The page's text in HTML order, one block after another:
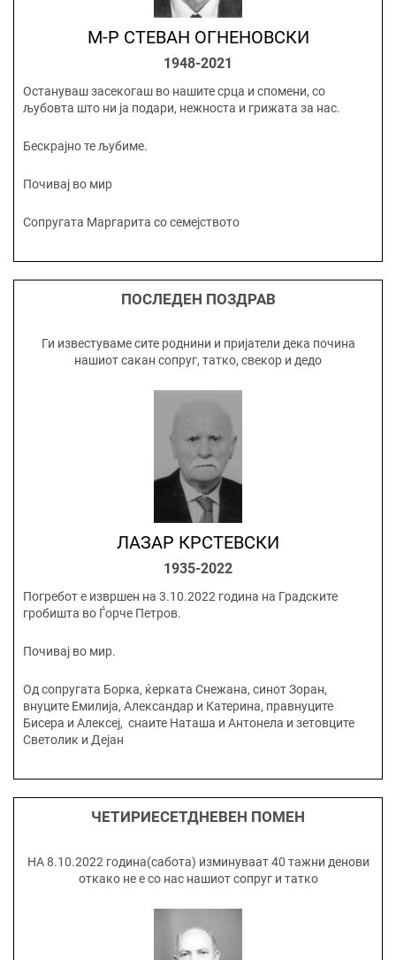
М-Р СТЕВАН ОГНЕНОВСКИ
1948-2021
Остануваш засекогаш во нашите срца и спомени, со
љубовта што ни ја подари, нежноста и грижата за нас.
Бескрајно те љубиме.
Почивај во мир
Сопругата Маргарита со семејството
ПОСЛЕДЕН ПОЗДРАВ
Ги известуваме сите роднини и пријатели дека почина
нашиот сакан сопруг, татко, свекор и дедо
ЛАЗАР КРСТЕВСКИ
1935-2022
Погребот е извршен на 3.10.2022 година на Градските
гробишта во Ѓорче Петров.
Почивај во мир.
Од сопругата Борка, ќерката Снежана, синот Зоран,
внуците Емилија, Александар и Катерина, правнуците
Бисера и Алексеј, снаите Наташа и Антонела и зетовците
Светолик и Дејан
ЧЕТИРИЕСЕТДНЕВЕН ПОМЕН
НА 8.10.2022 година(сабота) изминуваат 40 тажни денови
откако не е со нас нашиот сопруг и татко